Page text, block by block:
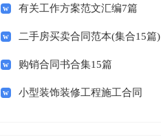
有关工作方案范文汇编7篇
二手房买卖合同范本(集合15篇)
购销合同书合集15篇
小型装饰装修工程施工合同